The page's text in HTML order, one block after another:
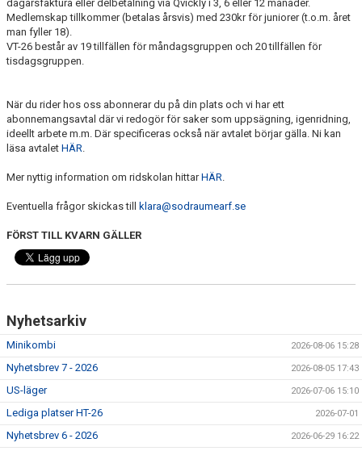
dagarsfaktura eller delbetalning via Qvickly i 3, 6 eller 12 månader.
Medlemskap tillkommer (betalas årsvis) med 230kr för juniorer (t.o.m. året
man fyller 18).
VT-26 består av 19 tillfällen för måndagsgruppen och 20 tillfällen för
tisdagsgruppen.
När du rider hos oss abonnerar du på din plats och vi har ett
abonnemangsavtal där vi redogör för saker som uppsägning, igenridning,
ideellt arbete m.m. Där specificeras också när avtalet börjar gälla. Ni kan
läsa avtalet HÄR.
Mer nyttig information om ridskolan hittarHÄR.
Eventuella frågor skickas till klara@sodraumearf.se
FÖRST TILL KVARN GÄLLER
Nyhetsarkiv
Minikombi 2026-08-06 15:28
Nyhetsbrev 7 - 2026 2026-08-05 17:43
US-läger 2026-07-06 15:10
Lediga platser HT-26 2026-07-01
Nyhetsbrev 6 - 2026 2026-06-29 16:22